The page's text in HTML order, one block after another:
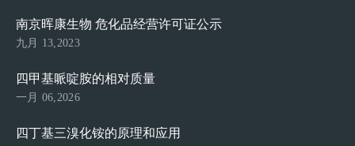
南京晖康生物 危化品经营许可证公示
九月 13,2023
四甲基哌啶胺的相对质量
一月 06,2026
四丁基三溴化铵的原理和应用